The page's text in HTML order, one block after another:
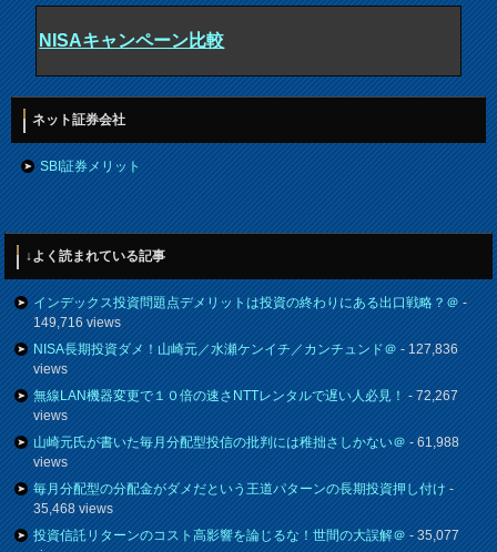
NISAキャンペーン比較
ネット証券会社
SBI証券メリット
↓よく読まれている記事
インデックス投資問題点デメリットは投資の終わりにある出口戦略？＠-
149,716 views
NISA長期投資ダメ！山崎元／水瀬ケンイチ／カンチュンド＠- 127,836
views
無線LAN機器変更で１０倍の速さNTTレンタルで遅い人必見！- 72,267
views
山崎元氏が書いた毎月分配型投信の批判には稚拙さしかない＠- 61,988
views
毎月分配型の分配金がダメだという王道パターンの長期投資押し付け-
35,468 views
投資信託リターンのコスト高影響を論じるな！世間の大誤解＠- 35,077